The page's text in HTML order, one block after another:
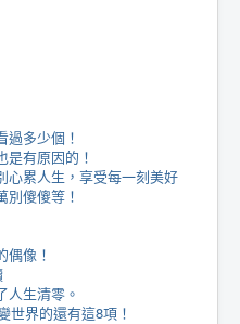
過多少個！
有原因的！
心累人生，享受每一刻美好
傻傻等！
偶像！
人生清零。
世界的還有這8項！